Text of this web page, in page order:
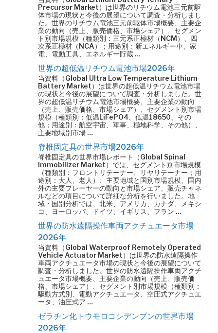
Precursor Market）は世界のリチウム電池三元前駆
体市場の現状と今後の展望について調査・分析しまし
た。世界のリチウム電池三元前駆体市場概要、主要企
業の動向（売上、販売価格、市場シェア）、セグメン
ト別市場規模（種類別：三元系正極材（NCM）、四
次系正極材（NCA）；用途別：新エネルギー車、家
電、電動工具、エネルギー貯蔵 …
世界の超低温リチウム電池市場2026年
当資料（Global Ultra Low Temperature Lithium
Battery Market）は世界の超低温リチウム電池市場
の現状と今後の展望について調査・分析しました。世
界の超低温リチウム電池市場概要、主要企業の動向
（売上、販売価格、市場シェア）、セグメント別市場
規模（種類別：低温LiFePO4、低温18650、その
他；用途別：航空宇宙、軍事、極地科学、その他）、
主要地域別市場 …
脊椎固定具の世界市場2026年
脊椎固定具の世界市場レポート（Global Spinal
Immobilizer Market）では、セグメント別市場規模
（種類別：フロントリテーナー、リヤリテーナー；用
途別：大人、老人）、主要地域と国別市場規模、国内
外の主要プレーヤーの動向と市場シェア、販売チャネ
ルなどの項目について詳細な分析を行いました。地
域・国別分析では、北米、アメリカ、カナダ、メキシ
コ、ヨーロッパ、ドイツ、イギリス、フラン …
世界の防水遠隔操作車両アクチュエータ市場
2026年
当資料（Global Waterproof Remotely Operated
Vehicle Actuator Market）は世界の防水遠隔操作
車両アクチュエータ市場の現状と今後の展望について
調査・分析しました。世界の防水遠隔操作車両アクチ
ュエータ市場概要、主要企業の動向（売上、販売価
格、市場シェア）、セグメント別市場規模（種類別：
駆動方式別、電動アクチュエータ、空圧式アクチュエ
ータ、油圧式ア …
ゼラチン化トウモロコシデンプンの世界市場
2026年